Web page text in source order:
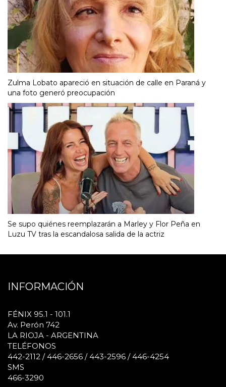
Zulma Lobato apareció en situación de calle en Paraná y
una foto generó preocupación
Se supo quiénes reemplazarán a Marley y Flor Peña en
Luzu TV tras la escandalosa salida de la actriz
INFORMACIÓN
FÉNIX 95.1 - 101.1
Av. Perón 742
LA RIOJA - ARGENTINA
TELÉFONOS
442-2112 / 446-2656 / 443-2596 / 446-4254
SMS
466-3290